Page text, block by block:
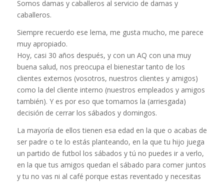
Somos damas y caballeros al servicio de damas y
caballeros.
Siempre recuerdo ese lema, me gusta mucho, me parece
muy apropiado.
Hoy, casi 30 años después, y con un AQ con una muy
buena salud, nos preocupa el bienestar tanto de los
clientes externos (vosotros, nuestros clientes y amigos)
como la del cliente interno (nuestros empleados y amigos
también). Y es por eso que tomamos la (arriesgada)
decisión de cerrar los sábados y domingos.
La mayoría de ellos tienen esa edad en la que o acabas de
ser padre o te lo estás planteando, en la que tu hijo juega
un partido de futbol los sábados y tú no puedes ir a verlo,
en la que tus amigos quedan el sábado para comer juntos
y tu no vas ni al café porque estas reventado y necesitas